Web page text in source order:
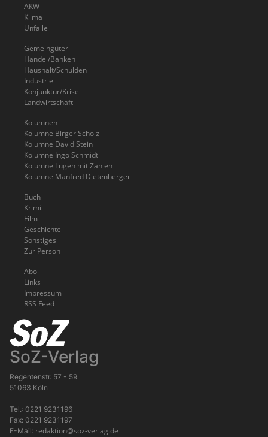
AKW
Klima
Unfälle
Gemeingüter
Handel/Banken
Haushalt/Schulden
Industrie
Konjunktur/Krise
Landwirtschaft
Kolumnen
Kolumne Birger Scholz
Kolumne David Stein
Kolumne Ingo Schmidt
Kolumne Lügen mit Zahlen
Kolumne Manfred Dietenberger
Buch
Krimi
Film
Geschichte
Sonstiges
Zur Person
Abo
Links
Impressum
RSS Feed
SoZ-Verlag
Regentenstr. 57 - 59
51063 Köln
Tel.: 0221 9231196
Fax: 0221 9231197
E-Mail: redaktion@soz-verlag.de